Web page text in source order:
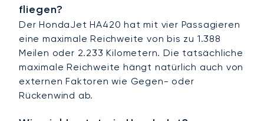
fliegen?
Der HondaJet HA420 hat mit vier Passagieren
eine maximale Reichweite von bis zu 1.388
Meilen oder 2.233 Kilometern. Die tatsächliche
maximale Reichweite hängt natürlich auch von
externen Faktoren wie Gegen- oder
Rückenwind ab.